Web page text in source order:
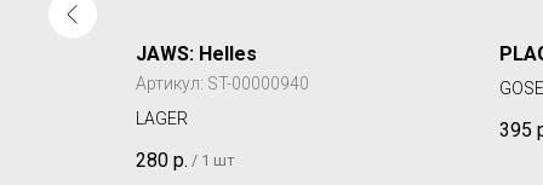
JAWS: Helles
Артикул: ST-00000940
LAGER
280 р. / 1 шт
395